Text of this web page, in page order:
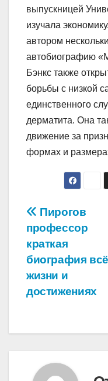
выпускницей
изучала
автором
автобиографию
Бэнкс также
борьбы с низкой
единственного
дерматита. Она
движение за
формах и
по
записям
Пирогов
профессор
краткая
биография
жизни и
достижениях